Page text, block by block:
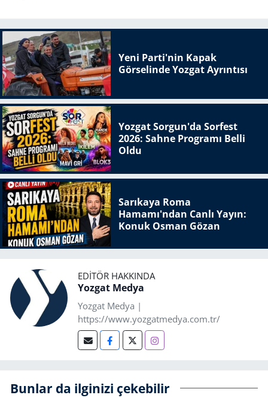
Yeni Parti'nin Kapak
Görselinde Yozgat Ayrıntısı
Yozgat Sorgun'da Sorfest
2026: Sahne Programı Belli
Oldu
Sarıkaya Roma
Hamamı'ndan Canlı Yayın:
Konuk Osman Gözan
EDITÖR HAKKINDA
Yozgat Medya
Yozgat Medya |
https://www.yozgatmedya.com.tr/
Bunlar da ilginizi çekebilir